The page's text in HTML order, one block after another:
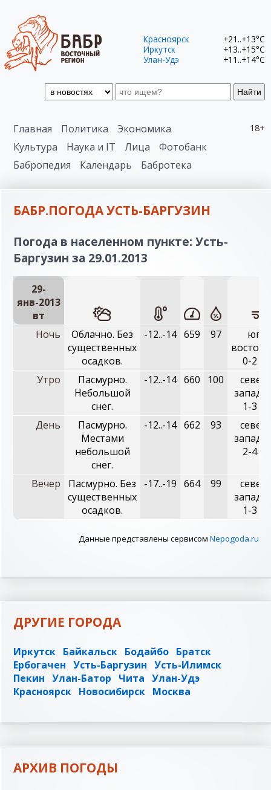
Найти
Красноярск
+21..+13°C
Иркутск
+13..+15°C
Улан-Удэ
+11..+14°C
18+
Главная Политика
Экономика
Культура
Наука и IT Лица
Фотобанк
Бабропедия
Календарь Бабротека
БАБР.ПОГОДА УСТЬ-БАРГУЗИН
Погода в населенном пункте: Усть-
Баргузин за 29.01.2013
29-
янв-2013
вт
Ночь
Облачно. Без
существенных
осадков.
-12..-14 659 97
юго-
0-2
Утро
Пасмурно.
Небольшой
снег.
-12..-14 660 100
1-3
День
Пасмурно.
Местами
небольшой
снег.
-12..-14 662 93
2-4
Вечер
Пасмурно. Без
существенных
осадков.
-17..-19 664 99
1-3
Данные представлены сервисом Nepogoda.ru
ДРУГИЕ ГОРОДА
Иркутск Байкальск Бодайбо Братск
Ербогачен Усть-Баргузин Усть-Илимск
Пекин Улан-Батор Чита Улан-Удэ
Красноярск Новосибирск Москва
АРХИВ ПОГОДЫ